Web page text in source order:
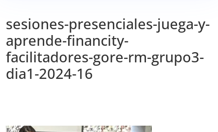
sesiones-presenciales-juega-y-
aprende-financity-
facilitadores-gore-rm-grupo3-
dia1-2024-16